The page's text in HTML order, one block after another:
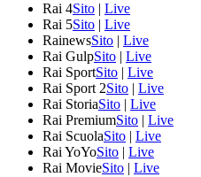
Rai 4Sito | Live
Rai 5Sito | Live
RainewsSito | Live
Rai GulpSito | Live
Rai SportSito | Live
Rai Sport 2Sito | Live
Rai StoriaSito | Live
Rai PremiumSito | Live
Rai ScuolaSito | Live
Rai YoYoSito | Live
Rai MovieSito | Live